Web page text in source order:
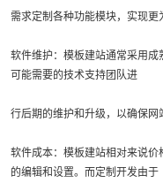
需求定制各种功能模块，实现更
软件维护：模板建站通常采用
可能需要的技术支持团队进
行后期的维护和升级，以确保网
软件成本：模板建站相对来说
的编辑和设置。而定制开发由于